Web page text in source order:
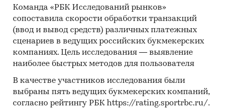
показатели, характеризующие его состояние в
настоящее время и в будущем.
Источники получения информации
Базы данных Федеральной Таможенной
Материалы DataMonitor, EuroMonitor,
Eurostat.
Команда «РБК Исследований рынков»
сопоставила скорости обработки транзакций
(ввод и вывод средств) различных платежных
сценариев в ведущих российских букмекерских
компаниях. Цель исследования — выявление
наиболее быстрых методов для пользователя
В качестве участников исследования были
выбраны пять ведущих букмекерских компаний,
согласно рейтингу РБК https://rating.sportrbc.ru/.